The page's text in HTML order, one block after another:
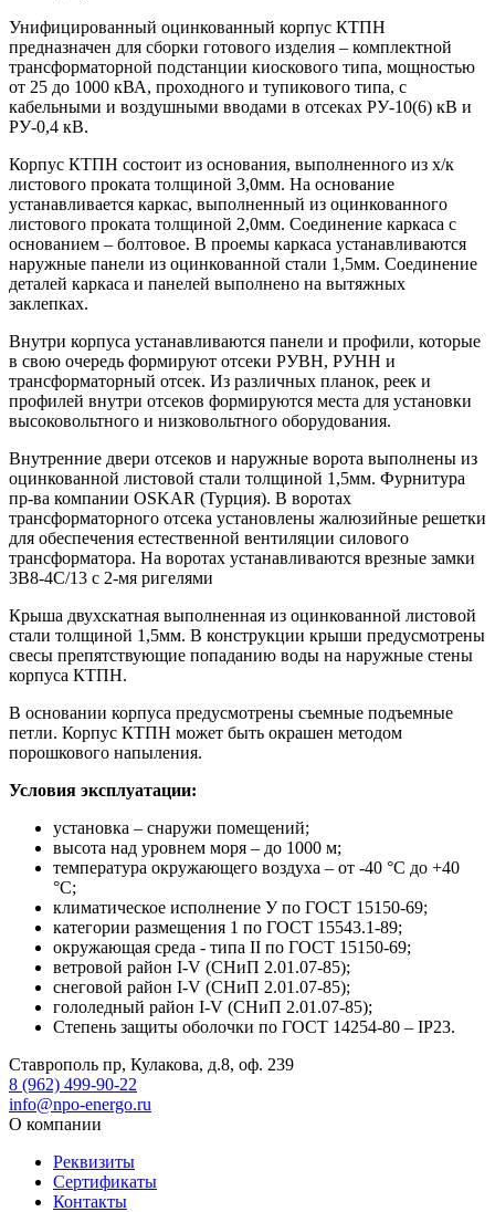
Унифицированный оцинкованный корпус КТПН
предназначен для сборки готового изделия – комплектной
трансформаторной подстанции киоскового типа, мощностью
от 25 до 1000 кВА, проходного и тупикового типа, с
кабельными и воздушными вводами в отсеках РУ-10(6) кВ и
РУ-0,4 кВ.
Корпус КТПН состоит из основания, выполненного из х/к
листового проката толщиной 3,0мм. На основание
устанавливается каркас, выполненный из оцинкованного
листового проката толщиной 2,0мм. Соединение каркаса с
основанием – болтовое. В проемы каркаса устанавливаются
наружные панели из оцинкованной стали 1,5мм. Соединение
деталей каркаса и панелей выполнено на вытяжных
заклепках.
Внутри корпуса устанавливаются панели и профили, которые
в свою очередь формируют отсеки РУВН, РУНН и
трансформаторный отсек. Из различных планок, реек и
профилей внутри отсеков формируются места для установки
высоковольтного и низковольтного оборудования.
Внутренние двери отсеков и наружные ворота выполнены из
оцинкованной листовой стали толщиной 1,5мм. Фурнитура
пр-ва компании OSKAR (Турция). В воротах
трансформаторного отсека установлены жалюзийные решетки
для обеспечения естественной вентиляции силового
трансформатора. На воротах устанавливаются врезные замки
3В8-4С/13 с 2-мя ригелями
Крыша двухскатная выполненная из оцинкованной листовой
стали толщиной 1,5мм. В конструкции крыши предусмотрены
свесы препятствующие попаданию воды на наружные стены
корпуса КТПН.
В основании корпуса предусмотрены съемные подъемные
петли. Корпус КТПН может быть окрашен методом
порошкового напыления.
Условия эксплуатации:
установка – снаружи помещений;
высота над уровнем моря – до 1000 м;
температура окружающего воздуха – от -40 °С до +40
°С;
климатическое исполнение У по ГОСТ 15150-69;
категории размещения 1 по ГОСТ 15543.1-89;
окружающая среда - типа II по ГОСТ 15150-69;
ветровой район I-V (СНиП 2.01.07-85);
снеговой район I-V (СНиП 2.01.07-85);
гололедный район I-V (СНиП 2.01.07-85);
Степень защиты оболочки по ГОСТ 14254-80 – IP23.
Ставрополь пр, Кулакова, д.8, оф. 239
8 (962) 499-90-22
info@npo-energo.ru
О компании
Реквизиты
Сертификаты
Контакты